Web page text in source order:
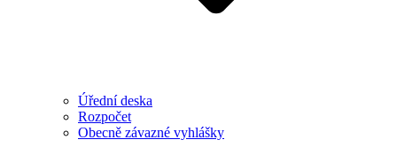
Úřední deska
Rozpočet
Obecně závazné vyhlášky